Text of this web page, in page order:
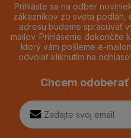
Prihláste sa na odber
zákazníkov zo sveta podláh,
adresu budeme spracúvať
mailov. Prihlásenie dokončíte
ktorý vám pošleme e-
odvolať kliknutím na
Chcem